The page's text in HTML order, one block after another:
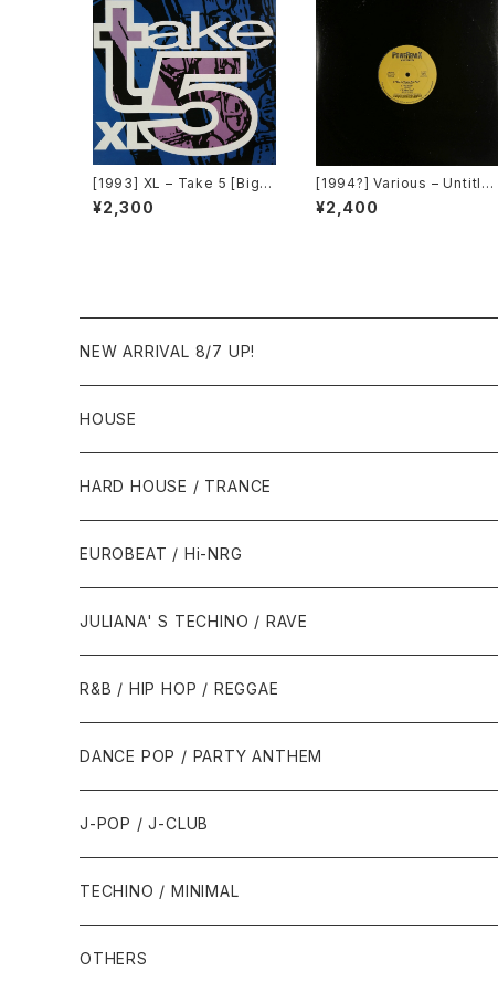
[1993] XL – Take 5 [Big T
ime International]
¥2,300
[1994?] Various – Untitle
d (PM-669)[PoweRemix
Records]
¥2,400
NEW ARRIVAL 8/7 UP!
HOUSE
1980年代
1987年・以前
1988年
1990年代
1990年
1991年
2000年代
2000年
2001年
2010年代
2010年
2011年
HARD HOUSE / TRANCE
1990年代
1994年・以前
1995年
2000年代
2000年
2001年
EUROBEAT / Hi-NRG
1980年代
1986年・以前
1987年
1990年代
1990年
1991年
2000年代
JULIANA' S TECHINO / RAVE
1990年代
1990年
1991年
2000年代
2000年
2001年
R&B / HIP HOP / REGGAE
1980年代
1985年・以前
1986年
1990年代
1990年
1991年
2000年代
2000年
DANCE POP / PARTY ANTHEM
1980年代
1988年・以前
1989年
1990年代
1990年
2000年代
J-POP / J-CLUB
1980年代
1990年代
TECHINO / MINIMAL
OTHERS